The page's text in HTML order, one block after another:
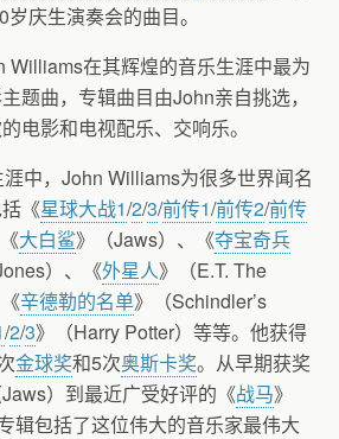
庆生演奏会的曲目。
在其辉煌的音乐生涯中最为
题曲，专辑曲目由John亲自挑选，
电影和电视配乐、交响乐。
，John Williams为很多世界闻名
《星球大战1/2/3/前传1/前传2/前传
大白鲨》（Jaws）、《夺宝奇兵
）、《外星人》（E.T. The
辛德勒的名单》（Schindler’s
/2/3》（Harry Potter）等等。他获得
金球奖和5次奥斯卡奖。从早期获奖
）到最近广受好评的《战马》
辑包括了这位伟大的音乐家最伟大